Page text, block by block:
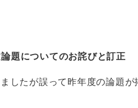
題についてのお詫びと訂正
したが誤って昨年度の論題が